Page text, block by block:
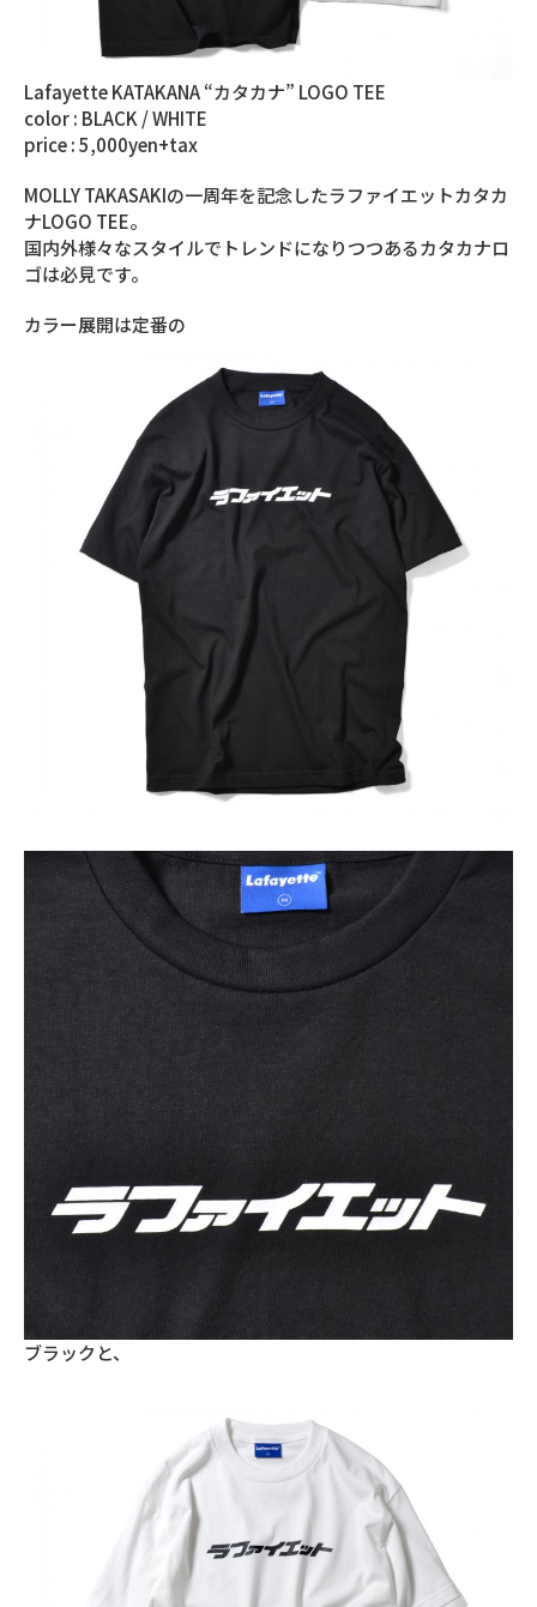
Lafayette KATAKANA “カタカナ” LOGO TEE
color : BLACK / WHITE
price : 5,000yen+tax
MOLLY TAKASAKIの一周年を記念したラファイエットカタカ
ナLOGO TEE。
国内外様々なスタイルでトレンドになりつつあるカタカナロ
ゴは必見です。
カラー展開は定番の
ブラックと、